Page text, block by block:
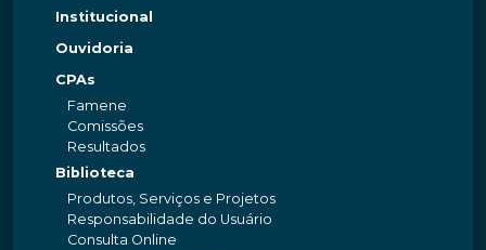
Institucional
Ouvidoria
CPAs
Famene
Comissões
Resultados
Biblioteca
Produtos, Serviços e Projetos
Responsabilidade do Usuário
Consulta Online